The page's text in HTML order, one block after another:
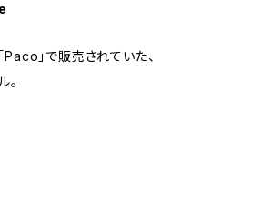
」で販売されていた、
。